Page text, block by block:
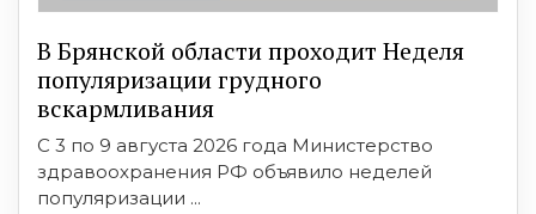
В Брянской области проходит Неделя
популяризации грудного
вскармливания
С 3 по 9 августа 2026 года Министерство
здравоохранения РФ объявило неделей
популяризации ...